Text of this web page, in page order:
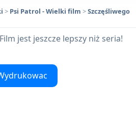
> Psi Patrol - Wielki film >Szczęśliwego
jest jeszcze lepszy niż seria!